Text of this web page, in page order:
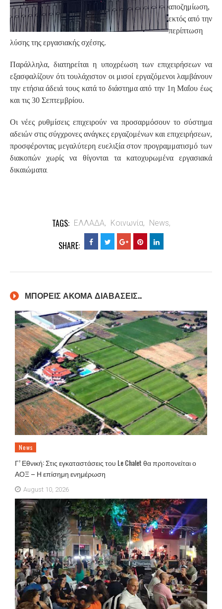
αποζημίωση,
εκτός από την
περίπτωση
λύσης της εργασιακής σχέσης.
Παράλληλα, διατηρείται η υποχρέωση των επιχειρήσεων να
εξασφαλίζουν ότι τουλάχιστον οι μισοί εργαζόμενοι λαμβάνουν
την ετήσια άδειά τους κατά το διάστημα από την 1η Μαΐου έως
και τις 30 Σεπτεμβρίου.
Οι νέες ρυθμίσεις επιχειρούν να προσαρμόσουν το σύστημα
αδειών στις σύγχρονες ανάγκες εργαζομένων και επιχειρήσεων,
προσφέροντας μεγαλύτερη ευελιξία στον προγραμματισμό των
διακοπών χωρίς να θίγονται τα κατοχυρωμένα εργασιακά
δικαιώματα.
TAGS: ΕΛΛΑΔΑ, Κοινωνία, News,
SHARE:
ΜΠΟΡΕΙΣ ΑΚΟΜΑ ΔΙΑΒΑΣΕΙΣ..
News
Γ’ Εθνική: Στις εγκαταστάσεις του Le Chalet θα προπονείται ο
ΑΟΞ – Η επίσημη ενημέρωση
August 10, 2026